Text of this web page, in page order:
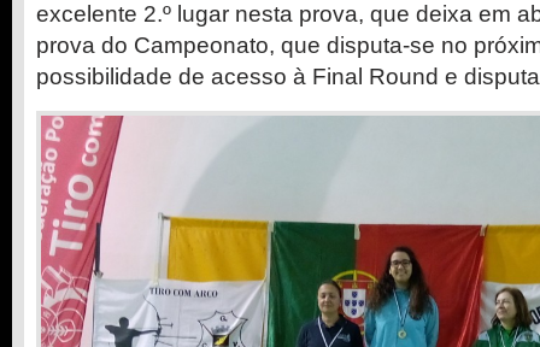
excelente 2.º lugar nesta prova, que deixa em
prova do Campeonato, que disputa-se no
possibilidade de acesso à Final Round e